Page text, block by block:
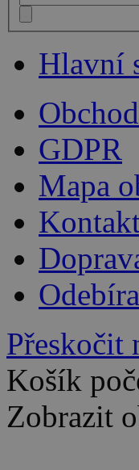
Hlavní
GDPR
Mapa
Přeskočit
Košík
Zobrazit